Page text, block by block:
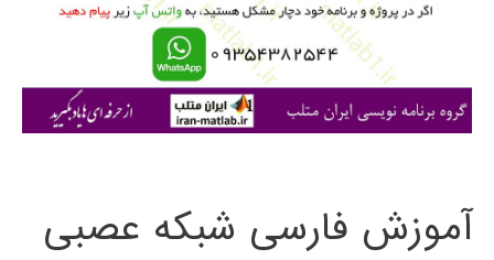
ی
آموزش فارسی شبکه عصبی